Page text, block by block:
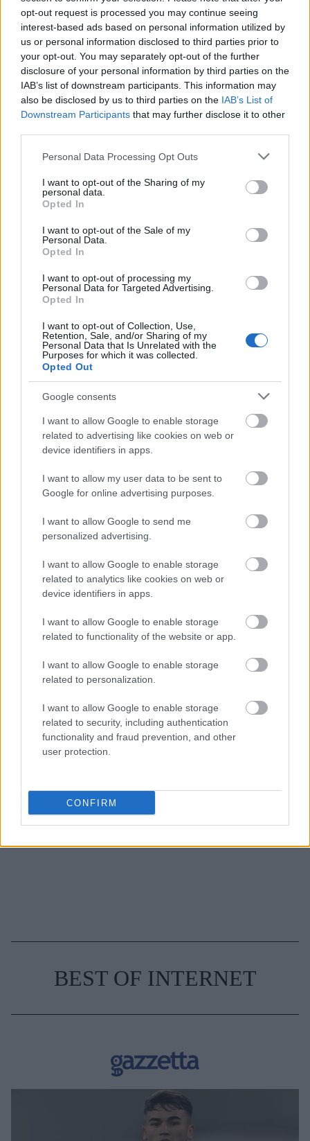
opt-out request is processed you may continue seeing
interest-based ads based on personal information utilized by
us or personal information disclosed to third parties prior to
your opt-out. You may separately opt-out of the further
disclosure of your personal information by third parties on the
IAB’s list of downstream participants. This information may
also be disclosed by us to third parties on the IAB’s List of
Downstream Participants that may further disclose it to other
Please note that this website/app uses one or more Google
not limited to your visit or usage behaviour. You may click to
grant or deny consent to Google and its third-party tags to
use your data for below specified purposes in below Google
consent section.
Personal Data Processing Opt Outs
I want to opt-out of the Sharing of my
personal data.
Opted In
I want to opt-out of the Sale of my
Personal Data.
Opted In
I want to opt-out of processing my
Personal Data for Targeted Advertising.
Opted In
I want to opt-out of Collection, Use,
Retention, Sale, and/or Sharing of my
Personal Data that Is Unrelated with the
Purposes for which it was collected.
Opted Out
Google consents
I want to allow Google to enable storage
related to advertising like cookies on web or
device identifiers in apps.
I want to allow my user data to be sent to
Google for online advertising purposes.
I want to allow Google to send me
personalized advertising.
I want to allow Google to enable storage
related to analytics like cookies on web or
device identifiers in apps.
I want to allow Google to enable storage
related to functionality of the website or app.
I want to allow Google to enable storage
related to personalization.
I want to allow Google to enable storage
related to security, including authentication
functionality and fraud prevention, and other
user protection.
CONFIRM
ΔΙΑΒΑΖΟΝΤΑΙ ΤΩΡΑ
Kαθαρίζεις τα παπούτσια σου με υγρά
μαντηλάκια; Οι λόγοι που πρέπει να σταματήσεις
asap
Ζώδια σήμερα (9/8): Ανοίγουν δρόμοι για το
μέλλον - Τι προβλέπεται για κάθε ζώδιο
Η συνήθεια που «σκουριάζει» σιωπηλά το μυαλό
καταλαβαίνουμε
TAGS ΙΔΕΕΣ ΔΙΑΚΟΣΜΗΣΗΣ ΤΗΛΕΟΡΑΣΗ
BEST OF INTERNET